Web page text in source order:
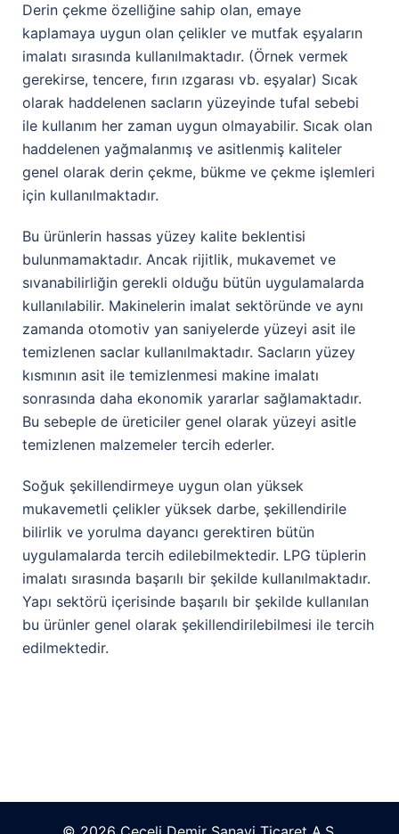
Derin çekme özelliğine sahip olan, emaye
kaplamaya uygun olan çelikler ve mutfak eşyaların
imalatı sırasında kullanılmaktadır. (Örnek vermek
gerekirse, tencere, fırın ızgarası vb. eşyalar) Sıcak
olarak haddelenen sacların yüzeyinde tufal sebebi
ile kullanım her zaman uygun olmayabilir. Sıcak olan
haddelenen yağmalanmış ve asitlenmiş kaliteler
genel olarak derin çekme, bükme ve çekme işlemleri
için kullanılmaktadır.
Bu ürünlerin hassas yüzey kalite beklentisi
bulunmamaktadır. Ancak rijitlik, mukavemet ve
sıvanabilirliğin gerekli olduğu bütün uygulamalarda
kullanılabilir. Makinelerin imalat sektöründe ve aynı
zamanda otomotiv yan saniyelerde yüzeyi asit ile
temizlenen saclar kullanılmaktadır. Sacların yüzey
kısmının asit ile temizlenmesi makine imalatı
sonrasında daha ekonomik yararlar sağlamaktadır.
Bu sebeple de üreticiler genel olarak yüzeyi asitle
temizlenen malzemeler tercih ederler.
Soğuk şekillendirmeye uygun olan yüksek
mukavemetli çelikler yüksek darbe, şekillendirile
bilirlik ve yorulma dayancı gerektiren bütün
uygulamalarda tercih edilebilmektedir. LPG tüplerin
imalatı sırasında başarılı bir şekilde kullanılmaktadır.
Yapı sektörü içerisinde başarılı bir şekilde kullanılan
bu ürünler genel olarak şekillendirilebilmesi ile tercih
edilmektedir.